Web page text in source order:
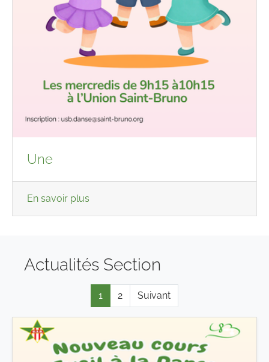
Une
En savoir plus
Actualités Section
1 2 Suivant